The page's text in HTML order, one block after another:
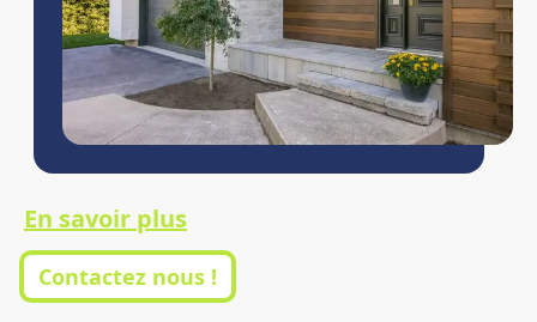
En savoir plus
Contactez nous !